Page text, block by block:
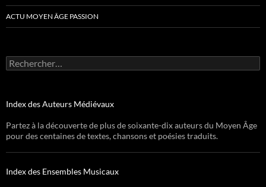
ACTU MOYEN ÂGE PASSION
Rechercher :
Index des Auteurs Médiévaux
Partez à la découverte de plus de soixante-dix auteurs du Moyen Âge
pour des centaines de textes, chansons et poésies traduits.
Index des Ensembles Musicaux